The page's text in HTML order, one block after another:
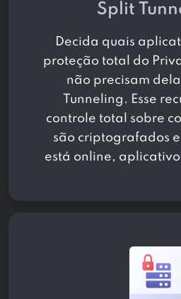
Split
Decida quais
proteção total do
não precisam
Tunneling. Esse
controle total sobre
são criptografados
está online,